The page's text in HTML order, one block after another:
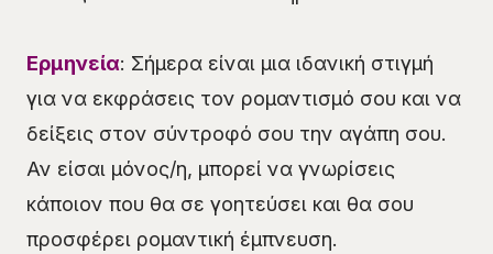
Ερμηνεία: Σήμερα είναι μια ιδανική στιγμή
για να εκφράσεις τον ρομαντισμό σου και να
δείξεις στον σύντροφό σου την αγάπη σου.
Αν είσαι μόνος/η, μπορεί να γνωρίσεις
κάποιον που θα σε γοητεύσει και θα σου
προσφέρει ρομαντική έμπνευση.